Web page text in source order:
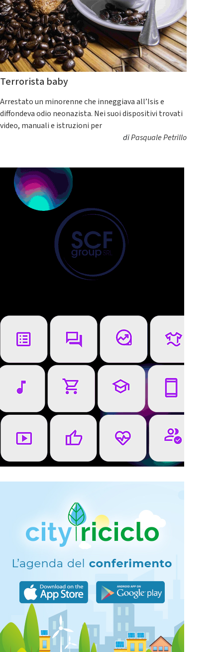
Terrorista baby
Arrestato un minorenne che inneggiava all’Isis e
diffondeva odio neonazista. Nei suoi dispositivi trovati
video, manuali e istruzioni per
diPasquale Petrillo